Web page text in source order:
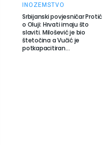
INOZEMSTVO
Srbijanski povjesničar Protić
o Oluji: Hrvati imaju što
slaviti. Milošević je bio
štetočina a Vučić je
potkapacitiran…